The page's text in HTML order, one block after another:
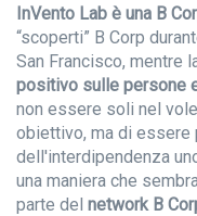
InVento Lab è una B
“scoperti” B Corp
San Francisco, mentre
positivo sulle persone
non essere soli nel
obiettivo, ma di essere
dell'interdipendenza
una maniera che
parte del network B